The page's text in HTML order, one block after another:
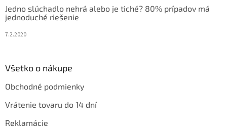
Jedno slúchadlo nehrá alebo je tiché? 80% prípadov má
jednoduché riešenie
7.2.2020
Všetko o nákupe
Obchodné podmienky
Vrátenie tovaru do 14 dní
Reklamácie